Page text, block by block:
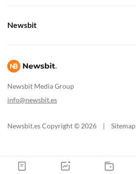
Newsbit Media Group
info@newsbit.es
Newsbit
Newsbit.es Copyright © 2026 | Sitemap